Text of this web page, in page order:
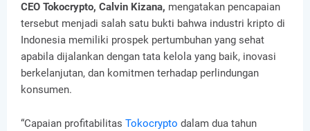
CEO Tokocrypto, Calvin Kizana, mengatakan pencapaian
tersebut menjadi salah satu bukti bahwa industri kripto di
Indonesia memiliki prospek pertumbuhan yang sehat
apabila dijalankan dengan tata kelola yang baik, inovasi
berkelanjutan, dan komitmen terhadap perlindungan
konsumen.
“Capaian profitabilitas Tokocrypto dalam dua tahun